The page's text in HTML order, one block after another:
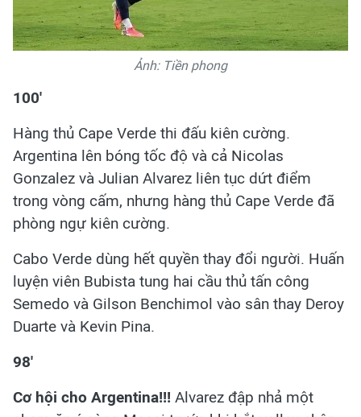
Ảnh: Tiền phong
100'
Hàng thủ Cape Verde thi đấu kiên cường.
Argentina lên bóng tốc độ và cả Nicolas
Gonzalez và Julian Alvarez liên tục dứt điểm
trong vòng cấm, nhưng hàng thủ Cape Verde đã
phòng ngự kiên cường.
Cabo Verde dùng hết quyền thay đổi người. Huấn
luyện viên Bubista tung hai cầu thủ tấn công
Semedo và Gilson Benchimol vào sân thay Deroy
Duarte và Kevin Pina.
98'
Cơ hội cho Argentina!!! Alvarez đập nhả một